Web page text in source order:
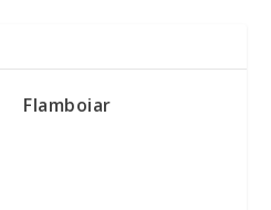
Flamboiar